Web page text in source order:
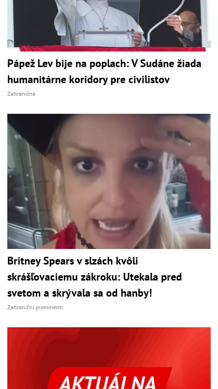
Pápež Lev bije na poplach: V Sudáne žiada
humanitárne koridory pre civilistov
Zahraničné
Britney Spears v slzách kvôli
skrášľovaciemu zákroku: Utekala pred
svetom a skrývala sa od hanby!
Zahraniční prominenti